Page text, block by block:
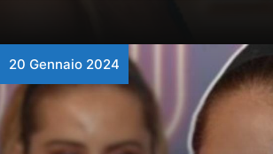
20 Gennaio 2024